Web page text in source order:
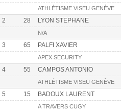
ATHLÉTISME VISEU GENÈVE
2 28 LYON STEPHANE
N/A
3 65 PALFI XAVIER
APEX SECURITY
4 55 CAMPOS ANTONIO
ATHLÉTISME VISEU GENÈVE
5 15 BADOUX LAURENT
A TRAVERS CUGY